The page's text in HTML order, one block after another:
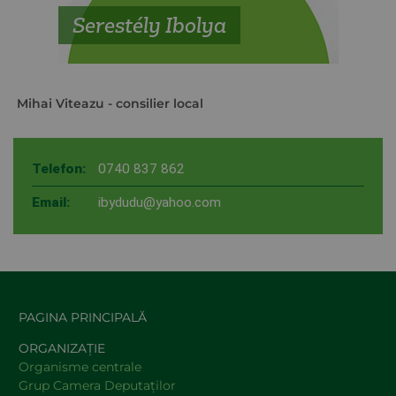
Serestély Ibolya
Mihai Viteazu - consilier local
Telefon: 0740 837 862
Email: ibydudu@yahoo.com
PAGINA PRINCIPALĂ
ORGANIZAȚIE
Organisme centrale
Grup Camera Deputaţilor